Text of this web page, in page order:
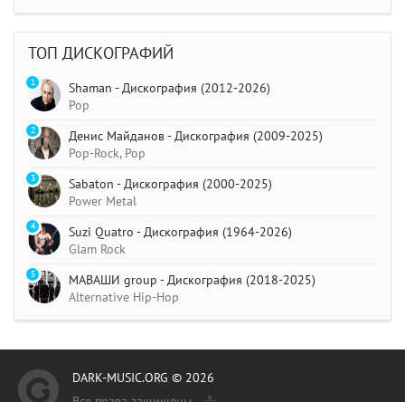
ТОП ДИСКОГРАФИЙ
Shaman - Дискография (2012-2026)
Pop
1
Денис Майданов - Дискография (2009-2025)
Pop-Rock, Pop
2
Sabaton - Дискография (2000-2025)
Power Metal
3
Suzi Quatro - Дискография (1964-2026)
Glam Rock
4
МАВАШИ group - Дискография (2018-2025)
Alternative Hip-Hop
5
DARK-MUSIC.ORG © 2026